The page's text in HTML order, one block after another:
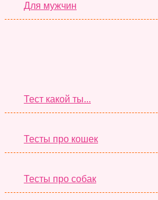
Для мужчин
Тест какой ты...
Тесты про кошек
Тесты про собак